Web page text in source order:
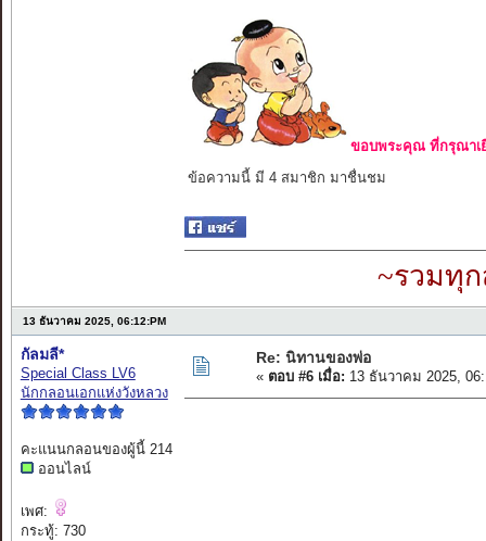
ขอบพระคุณ ที่กรุณาเ
ข้อความนี้ มี 4 สมาชิก มาชื่นชม
~รวมทุ
13 ธันวาคม 2025, 06:12:PM
กัลมลี*
Special Class LV6
นักกลอนเอกแห่งวังหลวง
คะแนนกลอนของผู้นี้ 214
ออนไลน์
เพศ:
กระทู้: 730
Re: นิทานของพ่อ
« ตอบ #6 เมื่อ: 13 ธันวาคม 2025,